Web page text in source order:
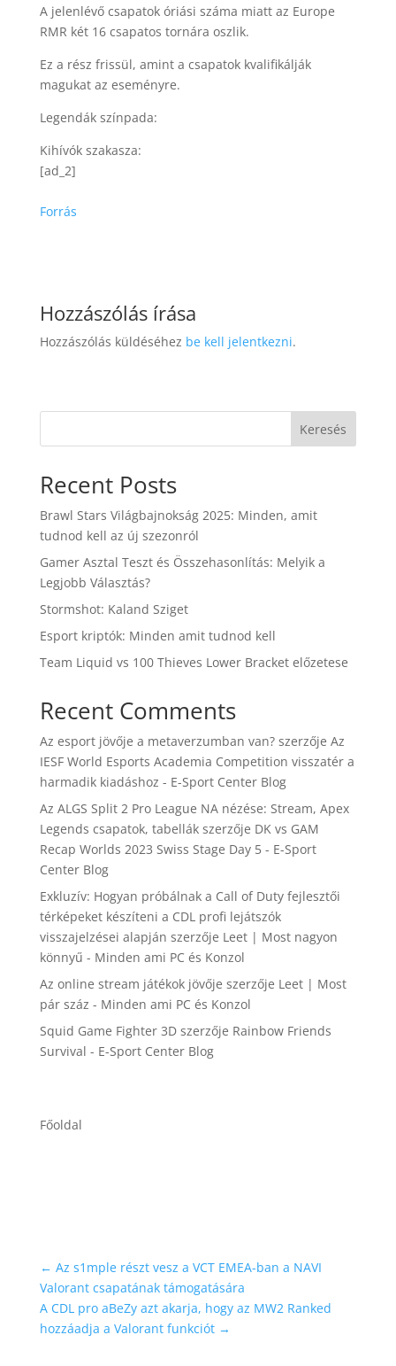
A jelenlévő csapatok óriási száma miatt az Europe
RMR két 16 csapatos tornára oszlik.
Ez a rész frissül, amint a csapatok kvalifikálják
magukat az eseményre.
Legendák színpada:
Kihívók szakasza:
[ad_2]
Forrás
Hozzászólás írása
Hozzászólás küldéséhez be kell jelentkezni.
Keresés
Recent Posts
Brawl Stars Világbajnokság 2025: Minden, amit
tudnod kell az új szezonról
Gamer Asztal Teszt és Összehasonlítás: Melyik a
Legjobb Választás?
Stormshot: Kaland Sziget
Esport kriptók: Minden amit tudnod kell
Team Liquid vs 100 Thieves Lower Bracket előzetese
Recent Comments
Az esport jövője a metaverzumban van?szerzője Az
IESF World Esports Academia Competition visszatér a
harmadik kiadáshoz - E-Sport Center Blog
Az ALGS Split 2 Pro League NA nézése: Stream, Apex
Legends csapatok, tabellákszerzője DK vs GAM
Recap Worlds 2023 Swiss Stage Day 5 - E-Sport
Center Blog
Exkluzív: Hogyan próbálnak a Call of Duty fejlesztői
térképeket készíteni a CDL profi lejátszók
visszajelzései alapján szerzője Leet | Most nagyon
könnyű - Minden ami PC és Konzol
Az online stream játékok jövője szerzője Leet | Most
pár száz - Minden ami PC és Konzol
Squid Game Fighter 3Dszerzője Rainbow Friends
Survival - E-Sport Center Blog
Főoldal
← Az s1mple részt vesz a VCT EMEA-ban a NAVI
Valorant csapatának támogatására
A CDL pro aBeZy azt akarja, hogy az MW2 Ranked
hozzáadja a Valorant funkciót→